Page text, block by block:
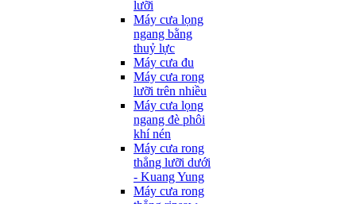
lưỡi
Máy cưa lọng
ngang bằng
thuỷ lực
Máy cưa đu
Máy cưa rong
lưỡi trên nhiều
Máy cưa lọng
ngang đè phôi
khí nén
Máy cưa rong
thẳng lưỡi dưới
- Kuang Yung
Máy cưa rong